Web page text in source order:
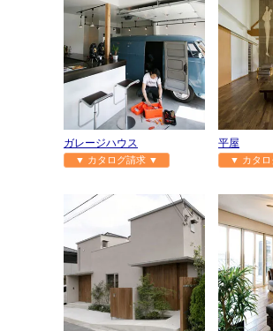
ガレージハウス
▼ カタログ請求 ▼
平屋
▼ カタ